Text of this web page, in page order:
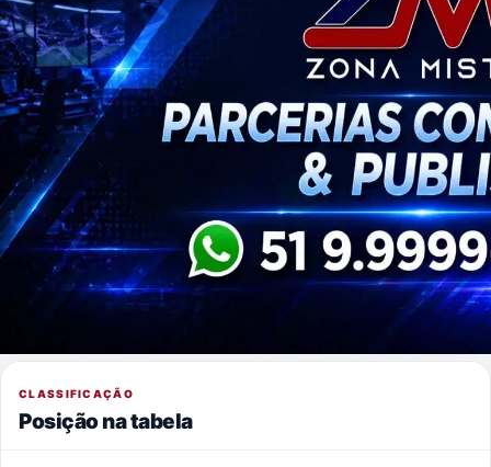
CLASSIFICAÇÃO
Posição na tabela